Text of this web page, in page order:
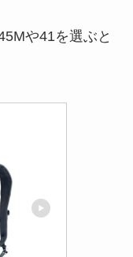
や41を選ぶと